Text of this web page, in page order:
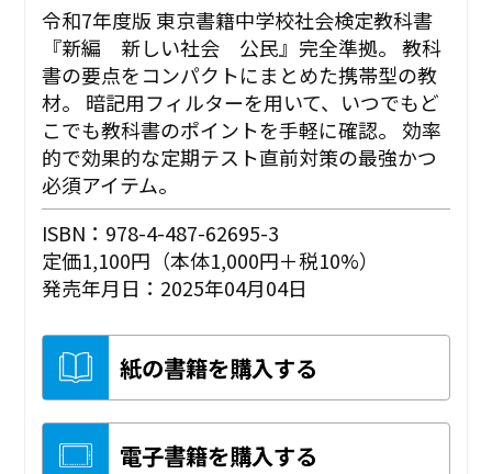
令和7年度版 東京書籍中学校社会検定教科書
『新編 新しい社会 公民』完全準拠。 教科
書の要点をコンパクトにまとめた携帯型の教
材。 暗記用フィルターを用いて、いつでもど
こでも教科書のポイントを手軽に確認。 効率
的で効果的な定期テスト直前対策の最強かつ
必須アイテム。
ISBN：978-4-487-62695-3
定価1,100円（本体1,000円＋税10%）
発売年月日：2025年04月04日
紙の書籍を購入する
電子書籍を購入する